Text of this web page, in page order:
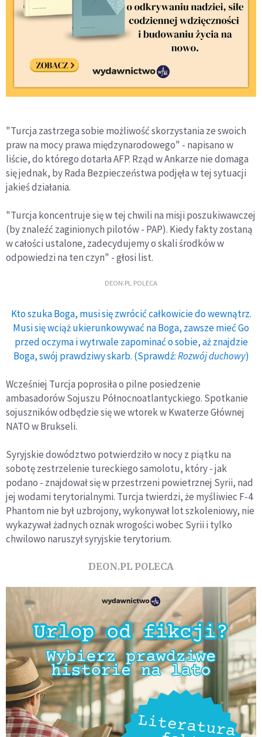
"Turcja zastrzega sobie możliwość skorzystania ze swoich
praw na mocy prawa międzynarodowego" - napisano w
liście, do którego dotarła AFP. Rząd w Ankarze nie domaga
się jednak, by Rada Bezpieczeństwa podjęła w tej sytuacji
jakieś działania.
"Turcja koncentruje się w tej chwili na misji poszukiwawczej
(by znaleźć zaginionych pilotów - PAP). Kiedy fakty zostaną
w całości ustalone, zadecydujemy o skali środków w
odpowiedzi na ten czyn" - głosi list.
DEON.PL POLECA
Kto szuka Boga, musi się zwrócić całkowicie do wewnątrz.
Musi się wciąż ukierunkowywać na Boga, zawsze mieć Go
przed oczyma i wytrwale zapominać o sobie, aż znajdzie
Boga, swój prawdziwy skarb. (Sprawdź:Rozwój duchowy)
Wcześniej Turcja poprosiła o pilne posiedzenie
ambasadorów Sojuszu Północnoatlantyckiego. Spotkanie
sojuszników odbędzie się we wtorek w Kwaterze Głównej
NATO w Brukseli.
Syryjskie dowództwo potwierdziło w nocy z piątku na
sobotę zestrzelenie tureckiego samolotu, który - jak
podano - znajdował się w przestrzeni powietrznej Syrii, nad
jej wodami terytorialnymi. Turcja twierdzi, że myśliwiec F-4
Phantom nie był uzbrojony, wykonywał lot szkoleniowy, nie
wykazywał żadnych oznak wrogości wobec Syrii i tylko
chwilowo naruszył syryjskie terytorium.
DEON.PL POLECA